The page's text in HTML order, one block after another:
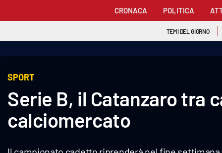
Attualità
Italia Mondo
CRONACA POLITICA
TEMI DEL GIORNO
SPORT
Serie B, il Catanzaro tra
calciomercato